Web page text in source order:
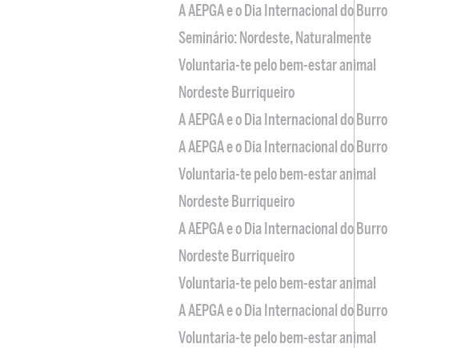
A AEPGA e o Dia Internacional do Burro
Seminário: Nordeste, Naturalmente
Voluntaria-te pelo bem-estar animal
Nordeste Burriqueiro
A AEPGA e o Dia Internacional do Burro
A AEPGA e o Dia Internacional do Burro
Voluntaria-te pelo bem-estar animal
Nordeste Burriqueiro
A AEPGA e o Dia Internacional do Burro
Nordeste Burriqueiro
Voluntaria-te pelo bem-estar animal
A AEPGA e o Dia Internacional do Burro
Voluntaria-te pelo bem-estar animal